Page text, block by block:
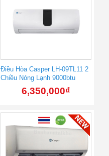
Điều Hòa Casper LH-09TL11 2
Chiều Nóng Lạnh 9000btu
6,350,000₫